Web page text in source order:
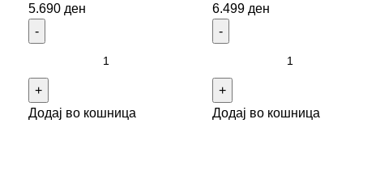
5.690 ден
Додај во кошница
6.499 ден
Додај во кошница